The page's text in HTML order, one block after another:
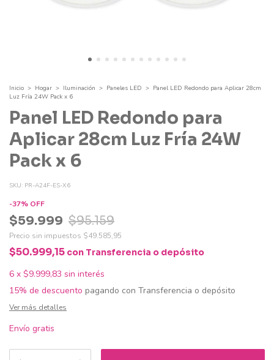
Inicio > Hogar > Iluminación > Paneles LED > Panel LED Redondo para Aplicar 28cm
Luz Fría 24W Pack x 6
Panel LED Redondo para
Aplicar 28cm Luz Fría 24W
Pack x 6
SKU: PR-A24F-ES-X6
-37% OFF
$59.999 $95.159
Precio sin impuestos $49.585,95
$50.999,15 con Transferencia o depósito
6 x $9.999,83 sin interés
15% de descuento pagando con Transferencia o depósito
Ver más detalles
Envío gratis